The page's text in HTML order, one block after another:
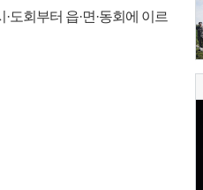
회부터 읍·면·동회에 이르